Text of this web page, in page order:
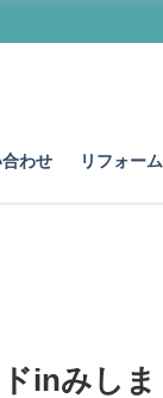
合わせ リフォーム
inみしま